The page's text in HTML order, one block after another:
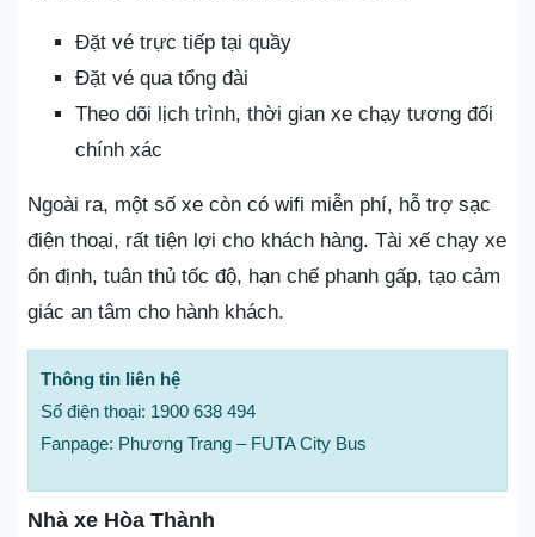
Đặt vé trực tiếp tại quầy
Đặt vé qua tổng đài
Theo dõi lịch trình, thời gian xe chạy tương đối
chính xác
Ngoài ra, một số xe còn có wifi miễn phí, hỗ trợ sạc
điện thoại, rất tiện lợi cho khách hàng. Tài xế chạy xe
ổn định, tuân thủ tốc độ, hạn chế phanh gấp, tạo cảm
giác an tâm cho hành khách.
Thông tin liên hệ
Số điện thoại: 1900 638 494
Fanpage: Phương Trang – FUTA City Bus
Nhà xe Hòa Thành